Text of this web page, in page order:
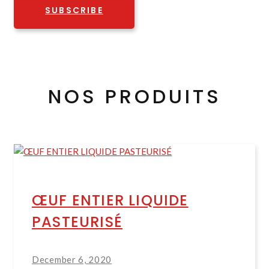
SUBSCRIBE
NOS PRODUITS
ŒUF ENTIER LIQUIDE
PASTEURISÉ
December 6, 2020